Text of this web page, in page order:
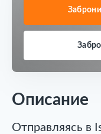
Описание
Отправляясь в